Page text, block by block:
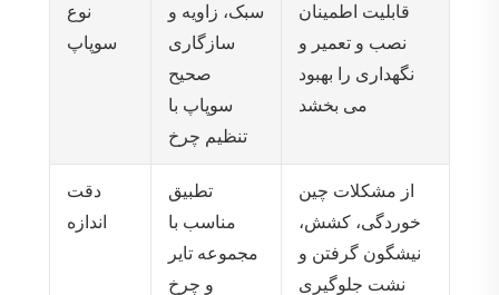
نوع
سوپاپ
سبک، زاویه و
سازگاری
صحیح
سوپاپ با
تنظیم چرخ
قابلیت اطمینان
نصب و تعمیر و
نگهداری را بهبود
می بخشد
دقت
اندازه
تطبیق
مناسب با
مجموعه تایر
و چرخ
از مشکلات چین
خوردگی، کشش،
نیشگون گرفتن و
نشت جلوگیری